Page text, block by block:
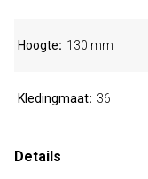
Hoogte 130 mm
Kledingmaat 36
Details